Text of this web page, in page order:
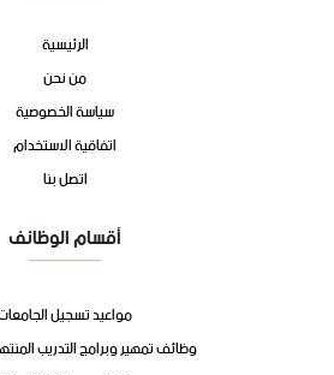
الرئيسية
من نحن
سياسة الخصوصية
اتفاقية الاستخدام
اتصل بنا
أقسام الوظائف
مواعيد تسجيل
وظائف تمهير وبرامج التدريب